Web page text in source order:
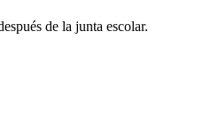
de la junta escolar.